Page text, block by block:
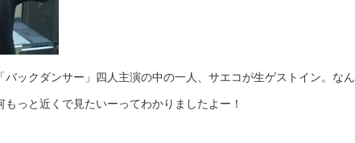
ックダンサー」四人主演の中の一人、サエコが生ゲストイン。なん
っと近くで見たいーってわかりましたよー！